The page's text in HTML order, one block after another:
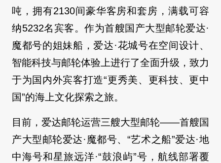
吨，拥有2130间豪华客房和套房，满载可容
纳5232名宾客。作为首艘国产大型邮轮爱达·
魔都号的姐妹船，爱达·花城号在空间设计、
智能科技与邮轮体验上进行了全面升级，致力
于为国内外宾客打造“更秀美、更科技、更中
国”的海上文化探索之旅。
目前，爱达邮轮运营三艘大型邮轮——首艘国
产大型邮轮爱达·魔都号、“艺术之船”爱达·地
中海号和星旅远洋·“鼓浪屿”号，航线部署覆